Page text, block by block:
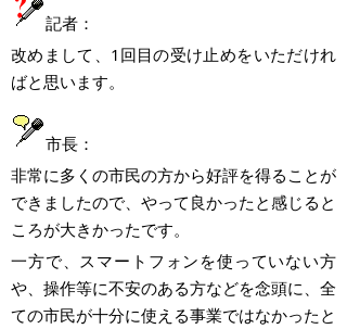
記者：
改めまして、 1 回目の受け止めをいただけれ
ばと思います。
市長：
非常に多くの市民の方から好評を得ることが
できましたので、やって良かったと感じると
ころが大きかったです。
一方で、スマートフォンを使っていない方
や、操作等に不安のある方などを念頭に、全
ての市民が十分に使える事業ではなかったと